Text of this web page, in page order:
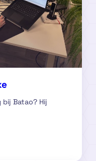
Batao? Hij